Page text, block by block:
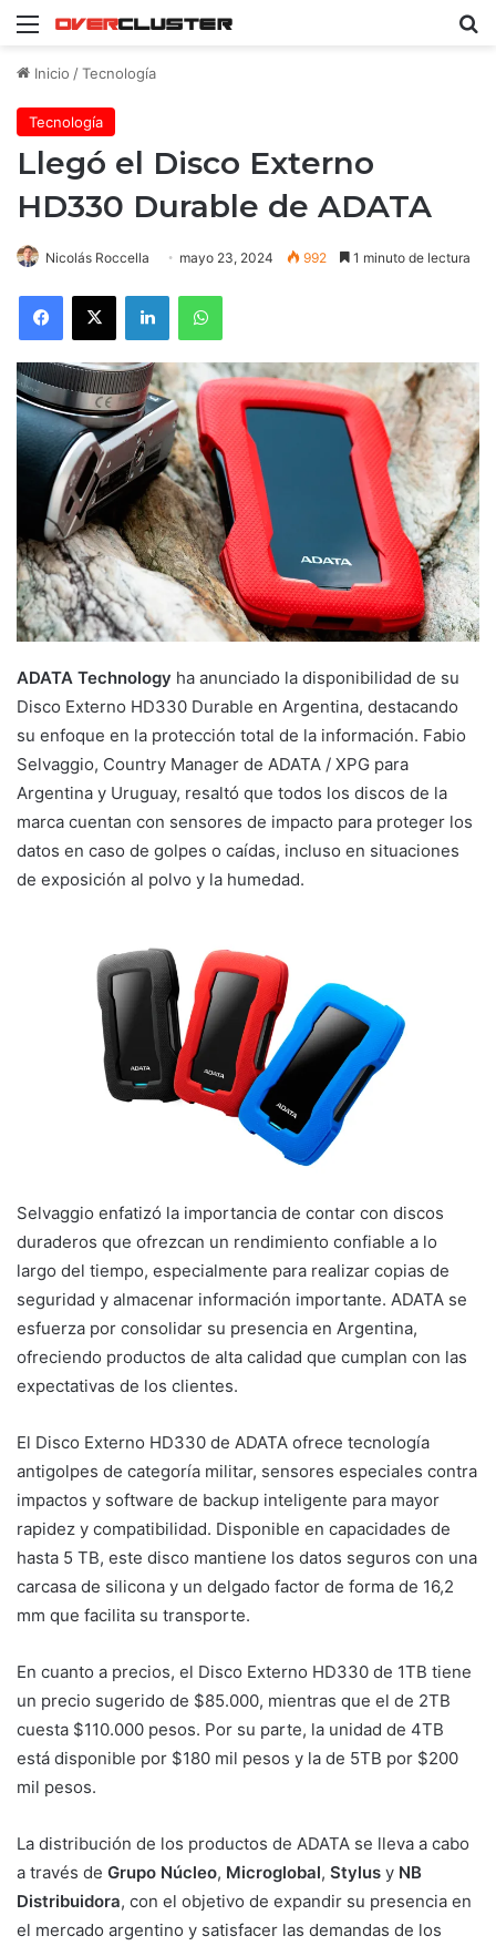
Menú
Inicio /Tecnología
Tecnología
Llegó el Disco Externo
HD330 Durable de ADATA
Nicolás Roccella mayo 23, 2024 992 1 minuto de lectura
Facebook
X LinkedInWhatsApp
ADATA Technology ha anunciado la disponibilidad de su
Disco Externo HD330 Durable en Argentina, destacando
su enfoque en la protección total de la información. Fabio
Selvaggio, Country Manager de ADATA / XPG para
Argentina y Uruguay, resaltó que todos los discos de la
marca cuentan con sensores de impacto para proteger los
datos en caso de golpes o caídas, incluso en situaciones
de exposición al polvo y la humedad.
Selvaggio enfatizó la importancia de contar con discos
duraderos que ofrezcan un rendimiento confiable a lo
largo del tiempo, especialmente para realizar copias de
seguridad y almacenar información importante. ADATA se
esfuerza por consolidar su presencia en Argentina,
ofreciendo productos de alta calidad que cumplan con las
expectativas de los clientes.
El Disco Externo HD330 de ADATA ofrece tecnología
antigolpes de categoría militar, sensores especiales contra
impactos y software de backup inteligente para mayor
rapidez y compatibilidad. Disponible en capacidades de
hasta 5 TB, este disco mantiene los datos seguros con una
carcasa de silicona y un delgado factor de forma de 16,2
mm que facilita su transporte.
En cuanto a precios, el Disco Externo HD330 de 1TB tiene
un precio sugerido de $85.000, mientras que el de 2TB
cuesta $110.000 pesos. Por su parte, la unidad de 4TB
está disponible por $180 mil pesos y la de 5TB por $200
mil pesos.
La distribución de los productos de ADATA se lleva a cabo
a través de Grupo Núcleo, Microglobal, Stylus y NB
Distribuidora, con el objetivo de expandir su presencia en
el mercado argentino y satisfacer las demandas de los